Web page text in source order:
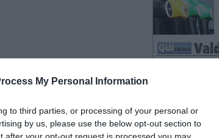
My Personal Information
to third parties, or processing of your personal or
by us, please use the below opt-out section to